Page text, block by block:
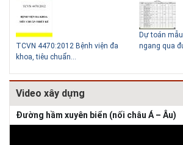
Bệnh viện đa
Dự toán mẫu hạng mục: Cống
ngang qua đường, r...
Video xây dựng
Đường hầm xuyên biển (nối châu Á – Âu)